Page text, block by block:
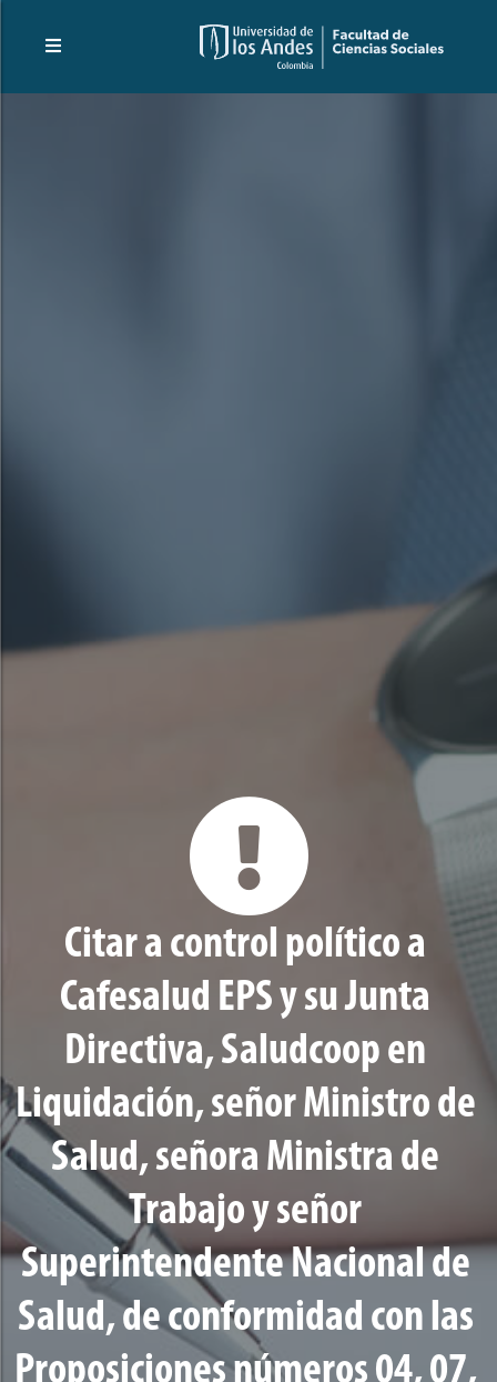
Citar a control político a
Cafesalud EPS y su Junta
Directiva, Saludcoop en
Liquidación, señor Ministro de
Salud, señora Ministra de
Trabajo y señor
Superintendente Nacional de
Salud, de conformidad con las
Proposiciones números 04, 07,